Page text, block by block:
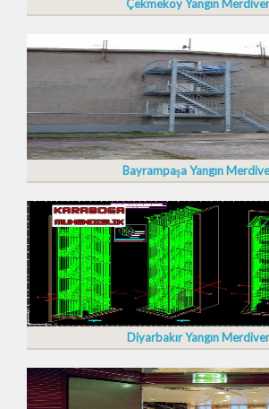
Çekmeköy Yangın
Bayrampaşa Yangın
Diyarbakır Yangın